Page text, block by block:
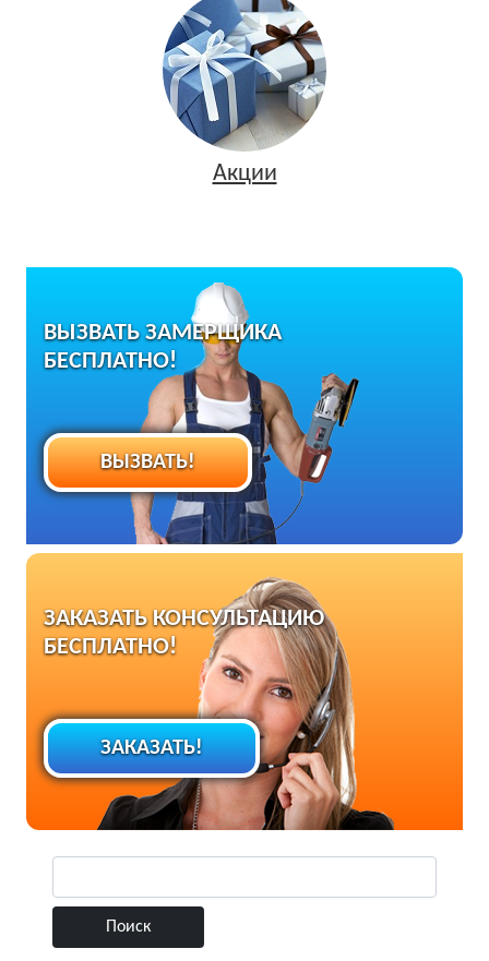
Акции
ВЫЗВАТЬ ЗАМЕРЩИКА
БЕСПЛАТНО!
ВЫЗВАТЬ!
ЗАКАЗАТЬ КОНСУЛЬТАЦИЮ
БЕСПЛАТНО!
ЗАКАЗАТЬ!